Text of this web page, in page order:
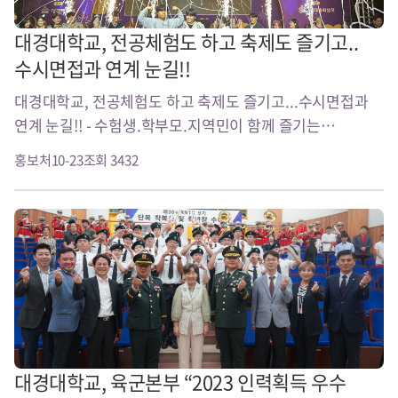
대경대학교, 전공체험도 하고 축제도 즐기고..
수시면접과 연계 눈길!!
대경대학교, 전공체험도 하고 축제도 즐기고...수시면접과
연계 눈길!! - 수험생.학부모.지역민이 함께 즐기는
HiVE사업 전공체험 부스 인기 - 혁신지원사업 작품발표회
등 대학축제와 연계한 캠퍼스내 다양한 즐길..
홍보처10-23조회 3432
대경대학교, 육군본부 “2023 인력획득 우수